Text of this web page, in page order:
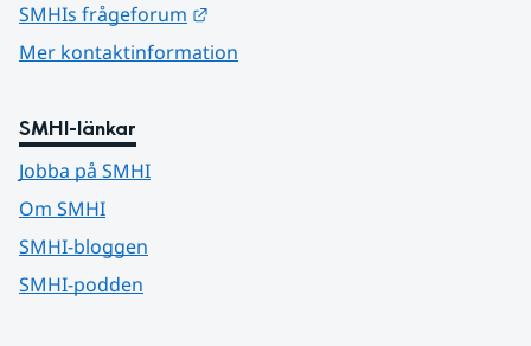
SMHIs frågeforum
Mer kontaktinformation
SMHI-länkar
Jobba på SMHI
Om SMHI
SMHI-bloggen
SMHI-podden